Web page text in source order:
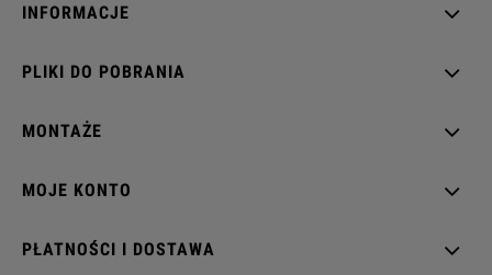
INFORMACJE
PLIKI DO POBRANIA
MONTAŻE
MOJE KONTO
PŁATNOŚCI I DOSTAWA